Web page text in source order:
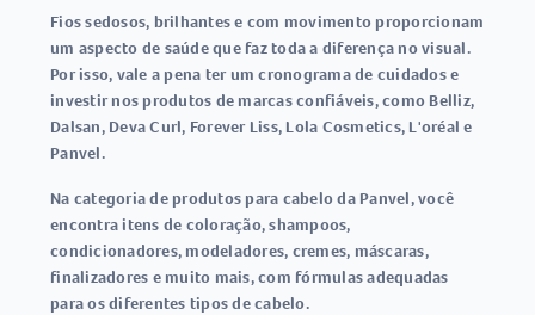
Fios sedosos, brilhantes e com movimento proporcionam
um aspecto de saúde que faz toda a diferença no visual.
Por isso, vale a pena ter um cronograma de cuidados e
investir nos produtos de marcas confiáveis, como Belliz,
Dalsan, Deva Curl, Forever Liss, Lola Cosmetics, L'oréal e
Panvel.
Na categoria de produtos para cabelo da Panvel, você
encontra itens de coloração, shampoos,
condicionadores, modeladores, cremes, máscaras,
finalizadores e muito mais, com fórmulas adequadas
para os diferentes tipos de cabelo.